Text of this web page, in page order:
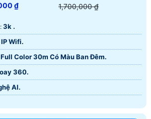
₫ 1,700,000 ₫
3k .
IP Wifi.
Full Color 30m Có Màu Ban Ðêm.
360.
AI.